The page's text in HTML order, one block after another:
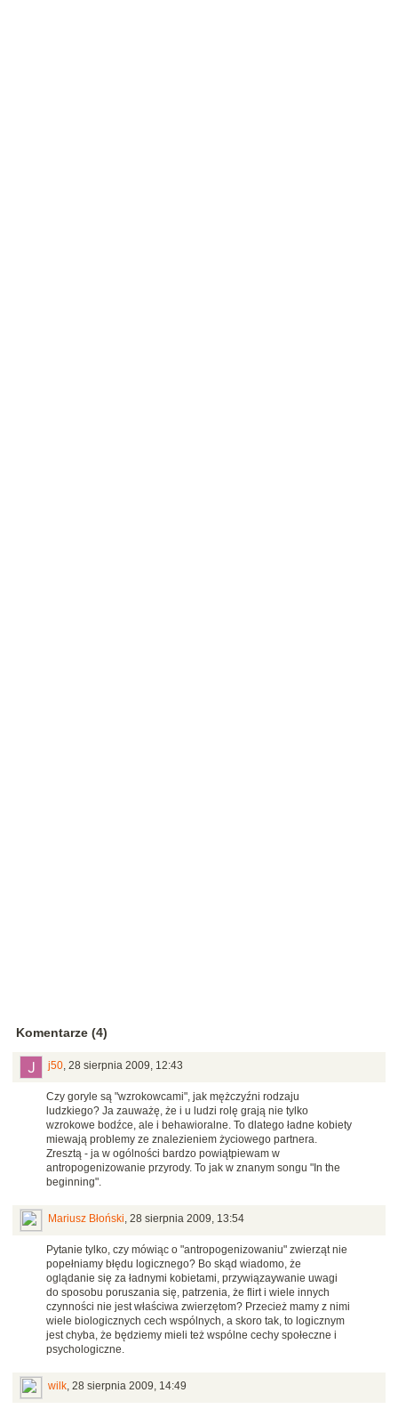
Komentarze (4)
j50, 28 sierpnia 2009, 12:43
Czy goryle są "wzrokowcami", jak mężczyźni rodzaju
ludzkiego? Ja zauważę, że i u ludzi rolę grają nie tylko
wzrokowe bodźce, ale i behawioralne. To dlatego ładne kobiety
miewają problemy ze znalezieniem życiowego partnera.
Zresztą - ja w ogólności bardzo powiątpiewam w
antropogenizowanie przyrody. To jak w znanym songu "In the
beginning".
Mariusz Błoński, 28 sierpnia 2009, 13:54
Pytanie tylko, czy mówiąc o "antropogenizowaniu" zwierząt nie
popełniamy błędu logicznego? Bo skąd wiadomo, że
oglądanie się za ładnymi kobietami, przywiązaywanie uwagi
do sposobu poruszania się, patrzenia, że flirt i wiele innych
czynności nie jest właściwa zwierzętom? Przecież mamy z nimi
wiele biologicznych cech wspólnych, a skoro tak, to logicznym
jest chyba, że będziemy mieli też wspólne cechy społeczne i
psychologiczne.
wilk, 28 sierpnia 2009, 14:49